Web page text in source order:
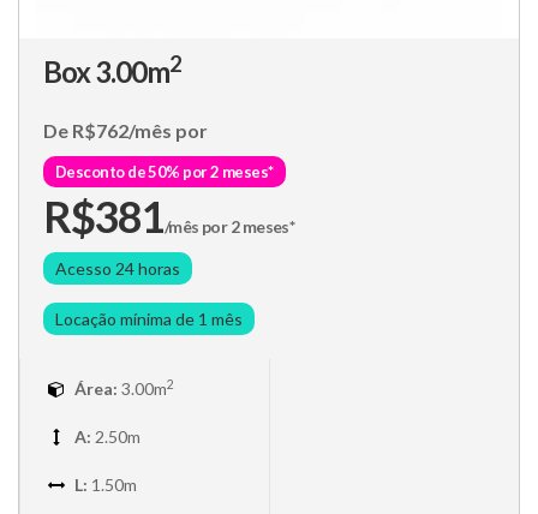
Box 3.00m2
De R$762/mês por
Desconto de 50% por 2 meses*
R$381/mês por 2 meses*
Acesso 24 horas
Locação mínima de 1 mês
Área: 3.00m2
A: 2.50m
L: 1.50m